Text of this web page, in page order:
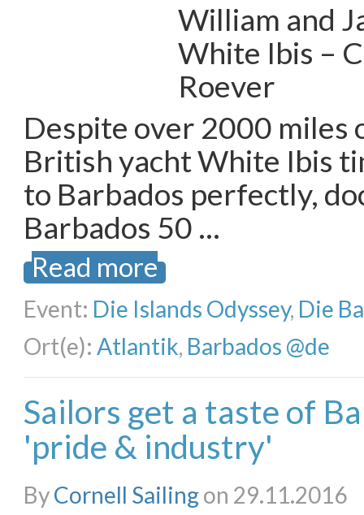
William and
White Ibis –
Roever
Despite over 2000 miles
British yacht White Ibis
to Barbados perfectly,
Barbados 50 …
Read more
Event: Die Islands Odyssey, Die
Ort(e): Atlantik, Barbados @de
Sailors get a taste of
'pride & industry'
ByCornell Sailingon 29.11.2016